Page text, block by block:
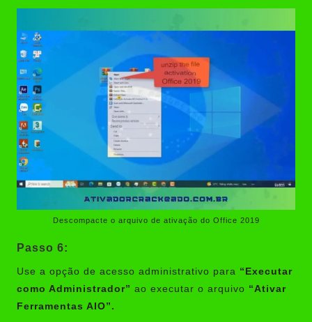
Descompacte o arquivo de ativação do Office 2019
Passo 6:
Use a opção de acesso administrativo para “Executar
como Administrador” ao executar o arquivo “Ativar
Ferramentas AIO”.